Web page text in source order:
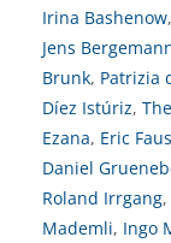
Irina Bashenow,
Jens
Brunk, Patrizia
Díez Istúriz,
Ezana, Eric
Daniel
Roland Irrgang,
Mademli, Ingo